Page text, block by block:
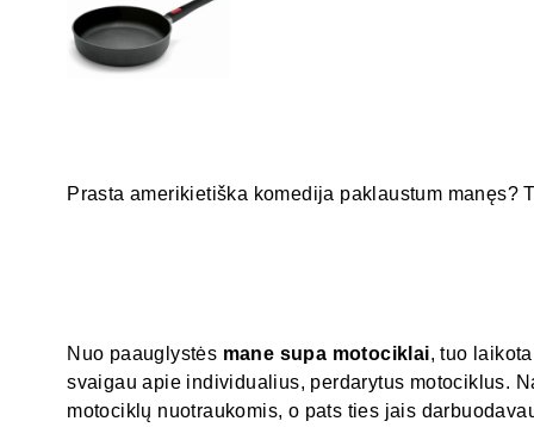
Prasta amerikietiška komedija paklaustum manęs?
Nuo paauglystės mane supa motociklai, tuo
svaigau apie individualius, perdarytus motociklus.
motociklų nuotraukomis, o pats ties jais